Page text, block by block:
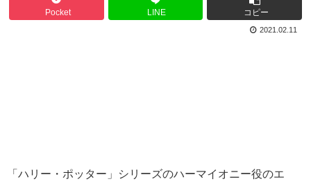
Pocket LINE コピー
2021.02.11
「ハリー・ポッター」シリーズのハーマイオニー役のエ